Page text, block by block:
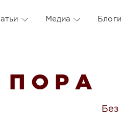
Медиа Блоги
П О Р А